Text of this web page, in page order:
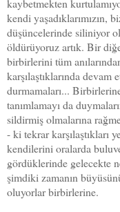
kaybetmekten
kendi yaşadıklarımızın,
düşüncelerinde siliniyor
öldürüyoruz artık. Bir
birbirlerini tüm
karşılaştıklarında
durmamaları...
tanımlamayı da
sildirmiş olmalarına
- ki tekrar karşılaştıkları
kendilerini oralarda
gördüklerinde gelecekte
şimdiki zamanın
oluyorlar birbirlerine.